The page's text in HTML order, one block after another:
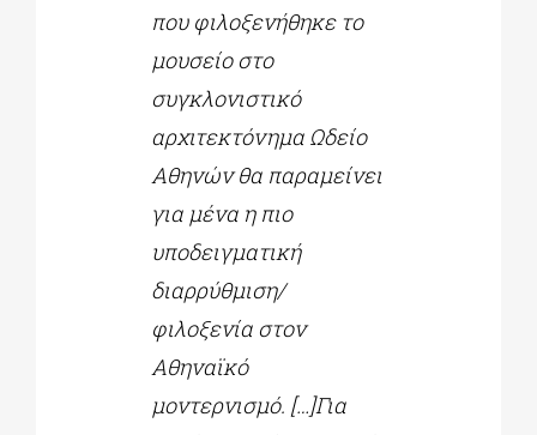
που φιλοξενήθηκε το
μουσείο στο
συγκλονιστικό
αρχιτεκτόνημα Ωδείο
Αθηνών θα παραμείνει
για μένα η πιο
υποδειγματική
διαρρύθμιση/
φιλοξενία στον
Αθηναϊκό
μοντερνισμό. […]Για